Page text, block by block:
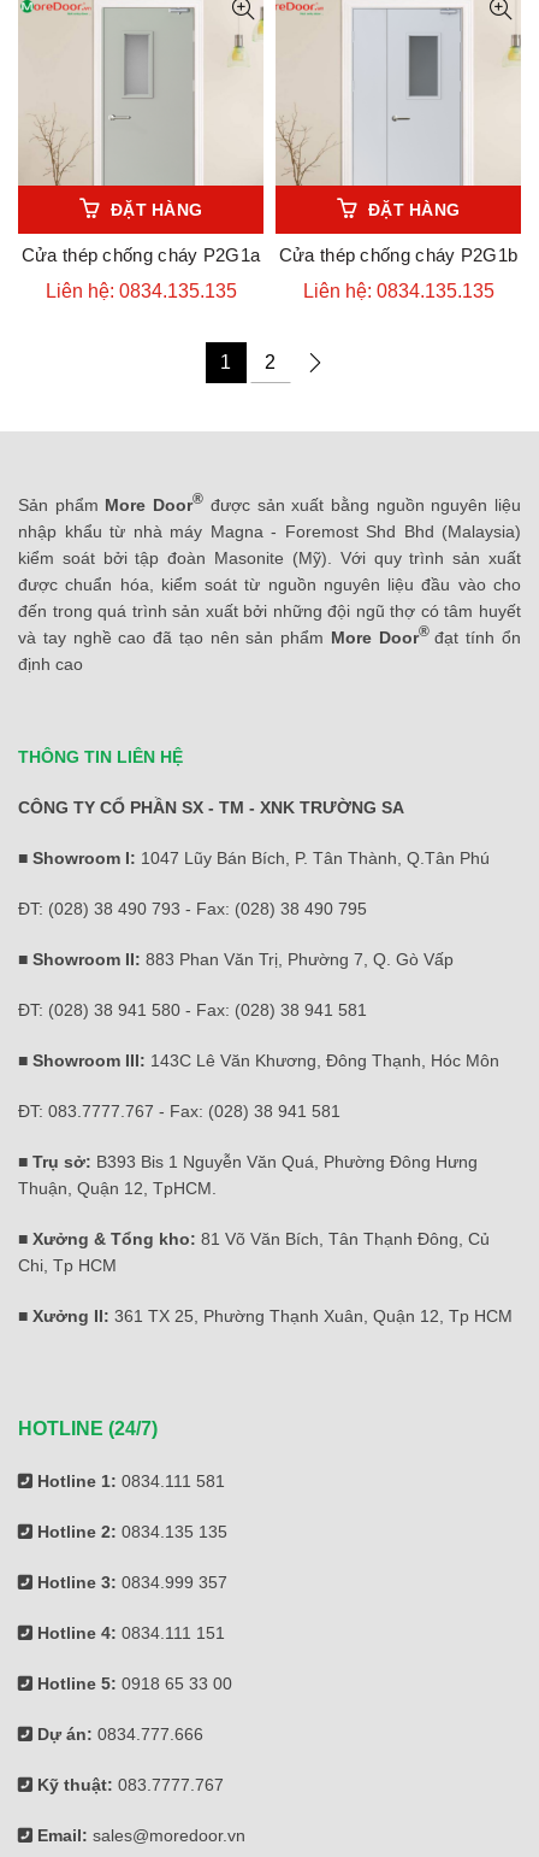
ĐẶT HÀNG
Cửa thép chống cháy P2G1a
Liên hệ: 0834.135.135
ĐẶT HÀNG
Cửa thép chống cháy P2G1b
Liên hệ: 0834.135.135
1 2
Sản phẩm More Door® được sản xuất bằng nguồn nguyên liệu
nhập khẩu từ nhà máy Magna - Foremost Shd Bhd (Malaysia)
kiểm soát bởi tập đoàn Masonite (Mỹ). Với quy trình sản xuất
được chuẩn hóa, kiểm soát từ nguồn nguyên liệu đầu vào cho
đến trong quá trình sản xuất bởi những đội ngũ thợ có tâm huyết
và tay nghề cao đã tạo nên sản phẩm More Door® đạt tính ổn
định cao
THÔNG TIN LIÊN HỆ
CÔNG TY CỔ PHẦN SX - TM - XNK TRƯỜNG SA
■ Showroom I: 1047 Lũy Bán Bích, P. Tân Thành, Q.Tân Phú
ĐT: (028) 38 490 793 - Fax: (028) 38 490 795
■ Showroom II: 883 Phan Văn Trị, Phường 7, Q. Gò Vấp
ĐT: (028) 38 941 580 - Fax: (028) 38 941 581
■ Showroom III: 143C Lê Văn Khương, Đông Thạnh, Hóc Môn
ĐT: 083.7777.767 - Fax: (028) 38 941 581
■ Trụ sở: B393 Bis 1 Nguyễn Văn Quá, Phường Đông Hưng
Thuận, Quận 12, TpHCM.
■ Xưởng & Tổng kho: 81 Võ Văn Bích, Tân Thạnh Đông, Củ
Chi, Tp HCM
■ Xưởng II: 361 TX 25, Phường Thạnh Xuân, Quận 12, Tp HCM
HOTLINE (24/7)
Hotline 1: 0834.111 581
Hotline 2: 0834.135 135
Hotline 3: 0834.999 357
Hotline 4: 0834.111 151
Hotline 5: 0918 65 33 00
Dự án: 0834.777.666
Kỹ thuật: 083.7777.767
Email: sales@moredoor.vn